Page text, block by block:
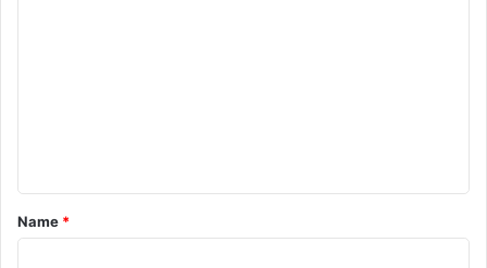
a
Name *